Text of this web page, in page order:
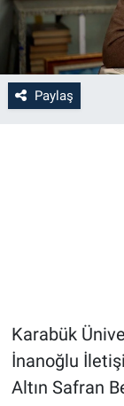
Paylaş
Karabük
İnanoğlu
Altın Safran